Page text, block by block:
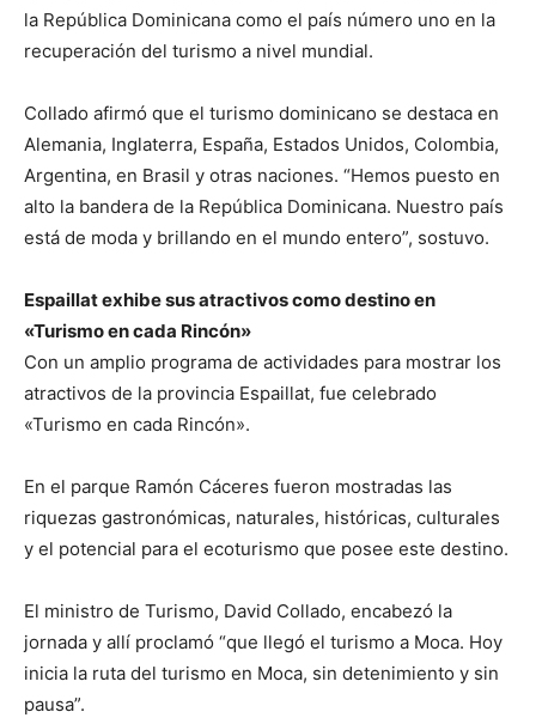
la República Dominicana como el país número uno en la
recuperación del turismo a nivel mundial.
Collado afirmó que el turismo dominicano se destaca en
Alemania, Inglaterra, España, Estados Unidos, Colombia,
Argentina, en Brasil y otras naciones. “Hemos puesto en
alto la bandera de la República Dominicana. Nuestro país
está de moda y brillando en el mundo entero”, sostuvo.
Espaillat exhibe sus atractivos como destino en
«Turismo en cada Rincón»
Con un amplio programa de actividades para mostrar los
atractivos de la provincia Espaillat, fue celebrado
«Turismo en cada Rincón».
En el parque Ramón Cáceres fueron mostradas las
riquezas gastronómicas, naturales, históricas, culturales
y el potencial para el ecoturismo que posee este destino.
El ministro de Turismo, David Collado, encabezó la
jornada y allí proclamó “que llegó el turismo a Moca. Hoy
inicia la ruta del turismo en Moca, sin detenimiento y sin
pausa”.